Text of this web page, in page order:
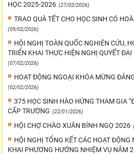
HỌC 2025-2026 (27/02/2026)
TRAO QUÀ TẾT CHO HỌC SINH CÓ
(09/02/2026)
HỘI NGHỊ TOÀN QUỐC NGHIÊN CỨU,
TRIỂN KHAI THỰC HIỆN NGHỊ QUYẾT
(07/02/2026)
HOẠT ĐỘNG NGOẠI KHÓA MỪNG
(02/02/2026)
375 HỌC SINH HÀO HỨNG THAM GIA
CẤP TRƯỜNG (22/01/2026)
HỘI CHỢ CHÀO XUÂN BÍNH NGỌ 2026
HỘI NGHỊ TỔNG KẾT CÁC HOẠT ĐỘNG
KHAI PHƯƠNG HƯỚNG NHIỆM VỤ NĂM